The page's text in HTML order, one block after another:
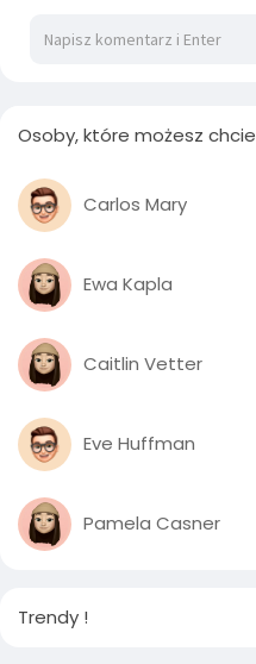
Osoby, które możesz
Carlos Mary
Ewa Kapla
Caitlin Vetter
Eve Huffman
Pamela Casner
Trendy !